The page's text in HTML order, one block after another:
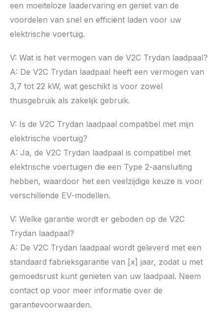
een moeiteloze laadervaring en geniet van de
voordelen van snel en efficiënt laden voor uw
elektrische voertuig.
V: Wat is het vermogen van de V2C Trydan laadpaal?
A: De V2C Trydan laadpaal heeft een vermogen van
3,7 tot 22 kW, wat geschikt is voor zowel
thuisgebruik als zakelijk gebruik.
V: Is de V2C Trydan laadpaal compatibel met mijn
elektrische voertuig?
A: Ja, de V2C Trydan laadpaal is compatibel met
elektrische voertuigen die een Type 2-aansluiting
hebben, waardoor het een veelzijdige keuze is voor
verschillende EV-modellen.
V: Welke garantie wordt er geboden op de V2C
Trydan laadpaal?
A: De V2C Trydan laadpaal wordt geleverd met een
standaard fabrieksgarantie van [x] jaar, zodat u met
gemoedsrust kunt genieten van uw laadpaal. Neem
contact op voor meer informatie over de
garantievoorwaarden.